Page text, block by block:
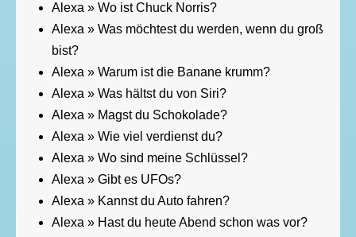
Alexa » Wo ist Chuck Norris?
Alexa » Was möchtest du werden, wenn du groß
bist?
Alexa » Warum ist die Banane krumm?
Alexa » Was hältst du von Siri?
Alexa » Magst du Schokolade?
Alexa » Wie viel verdienst du?
Alexa » Wo sind meine Schlüssel?
Alexa » Gibt es UFOs?
Alexa » Kannst du Auto fahren?
Alexa » Hast du heute Abend schon was vor?